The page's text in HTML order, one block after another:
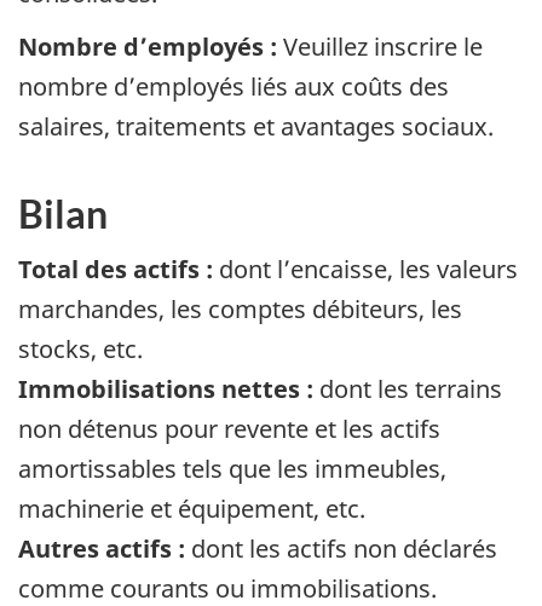
Nombre d’employés : Veuillez inscrire le
nombre d’employés liés aux coûts des
salaires, traitements et avantages sociaux.
Bilan
Total des actifs : dont l’encaisse, les valeurs
marchandes, les comptes débiteurs, les
stocks, etc.
Immobilisations nettes : dont les terrains
non détenus pour revente et les actifs
amortissables tels que les immeubles,
machinerie et équipement, etc.
Autres actifs : dont les actifs non déclarés
comme courants ou immobilisations.